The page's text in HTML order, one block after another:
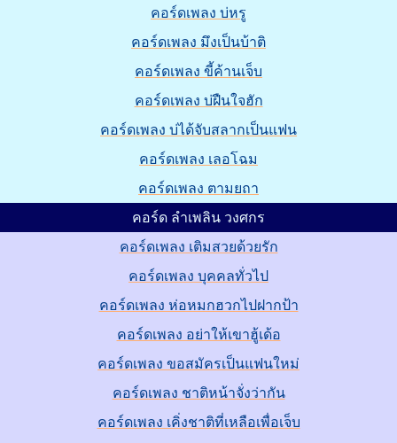
คอร์ดเพลง บ่หรู
คอร์ดเพลง มึงเป็นบ้าติ
คอร์ดเพลง ขี้ค้านเจ็บ
คอร์ดเพลง บ่ฝืนใจฮัก
คอร์ดเพลง บ่ได้จับสลากเป็นแฟน
คอร์ดเพลง เลอโฉม
คอร์ดเพลง ตามยถา
คอร์ด ลำเพลิน วงศกร
คอร์ดเพลง เติมสวยด้วยรัก
คอร์ดเพลง บุคคลทั่วไป
คอร์ดเพลง ห่อหมกฮวกไปฝากป้า
คอร์ดเพลง อย่าให้เขาฮู้เด้อ
คอร์ดเพลง ขอสมัครเป็นแฟนใหม่
คอร์ดเพลง ชาติหน้าจั่งว่ากัน
คอร์ดเพลง เคิ่งชาติที่เหลือเพื่อเจ็บ